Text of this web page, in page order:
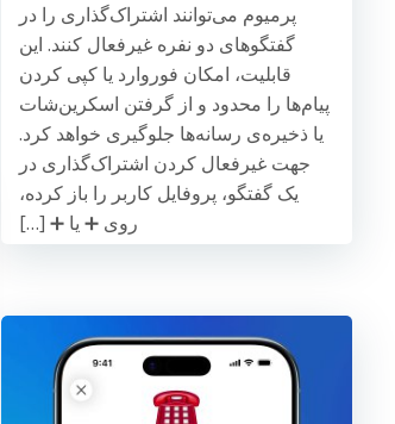
پرمیوم می‌توانند اشتراک‌گذاری را در
گفتگوهای دو نفره غیرفعال کنند. این
قابلیت، امکان فوروارد یا کپی کردن
پیام‌ها را محدود و از گرفتن اسکرین‌شات
یا ذخیره‌ی رسانه‌ها جلوگیری خواهد کرد.
جهت غیرفعال کردن اشتراک‌گذاری در
یک گفتگو، پروفایل کاربر را باز کرده،
روی ➕ یا ➕ […]